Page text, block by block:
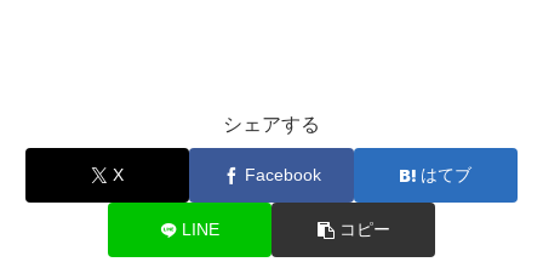
シェアする
X Facebook はてブ
LINE コピー